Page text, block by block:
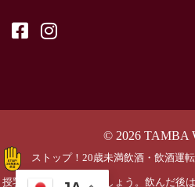
© 2026 TAMBA
ストップ！20歳未満飲酒・飲酒運
授乳期の飲酒はやめましょう。飲んだ後